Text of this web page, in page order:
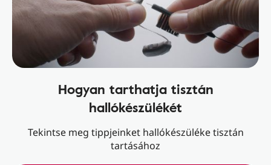
Hogyan tarthatja tisztán
hallókészülékét
Tekintse meg tippjeinket hallókészüléke tisztán
tartásához